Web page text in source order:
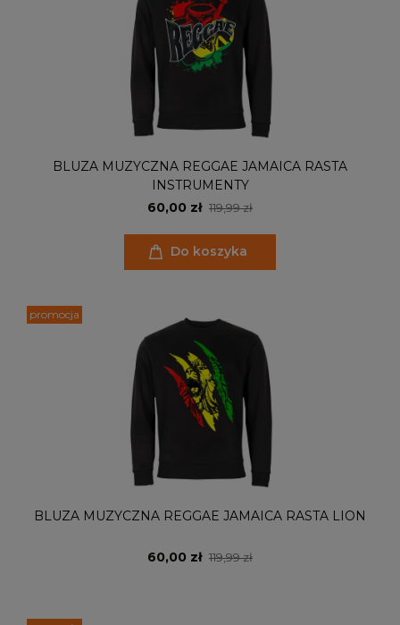
BLUZA MUZYCZNA REGGAE JAMAICA RASTA
INSTRUMENTY
60,00 zł 119,99 zł
Do koszyka
BLUZA MUZYCZNA REGGAE JAMAICA RASTA LION
60,00 zł 119,99 zł
promocja